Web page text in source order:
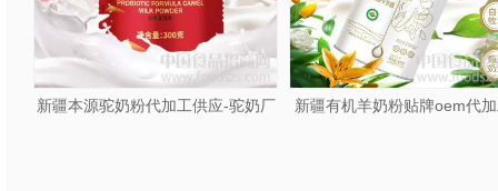
新疆本源驼奶粉代加工供应-驼奶厂
新疆有机羊奶粉贴牌oem代